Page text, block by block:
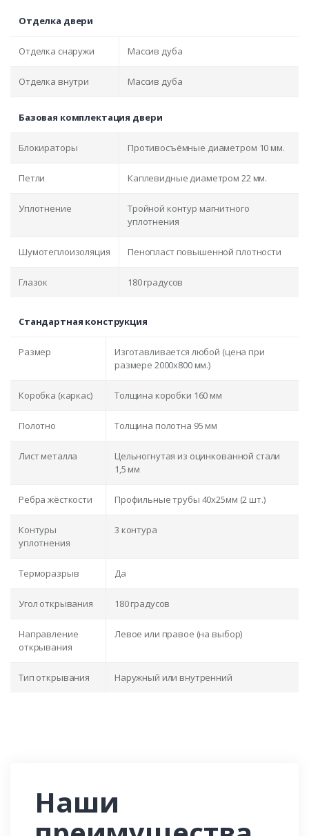
Отделка двери
Отделка снаружи Массив дуба
Отделка внутри Массив дуба
Базовая комплектация двери
Блокираторы Противосъёмные диаметром 10 мм.
Петли Каплевидные диаметром 22 мм.
Уплотнение
Тройной контур магнитного
уплотнения
Шумотеплоизоляция Пенопласт повышенной плотности
Глазок 180 градусов
Стандартная конструкция
Размер
Изготавливается любой (цена при
размере 2000x800 мм.)
Коробка (каркас) Толщина коробки 160 мм
Полотно Толщина полотна 95 мм
Лист металла
Цельногнутая из оцинкованной стали
1,5 мм
Ребра жёсткости Профильные трубы 40х25мм (2 шт.)
Контуры
уплотнения
3 контура
Терморазрыв Да
Угол открывания 180 градусов
Направление
открывания
Левое или правое (на выбор)
Тип открывания Наружный или внутренний
Наши